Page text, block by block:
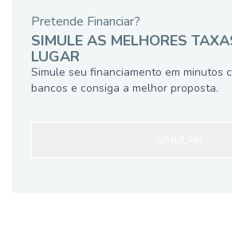
Pretende Financiar?
SIMULE AS MELHORES
LUGAR
Simule seu financiamento em minutos
bancos e consiga a melhor proposta.